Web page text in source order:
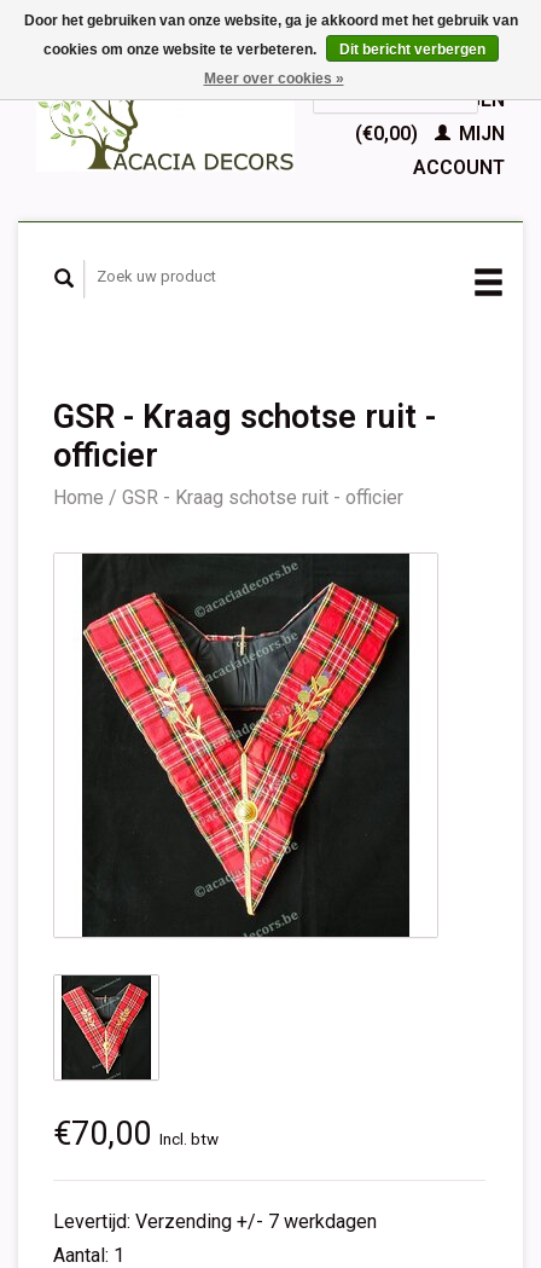
EUR
GBPNederlands
Deutsch
English
Français
WINKELWAGEN
(€0,00)
MIJN
ACCOUNT
GSR - Kraag schotse ruit -
officier
Home / GSR - Kraag schotse ruit - officier
€70,00 Incl. btw
Levertijd: Verzending +/- 7 werkdagen
Aantal: 1
Door het gebruiken van onze website, ga je akkoord met het gebruik van
cookies om onze website te verbeteren.
Dit bericht verbergen
Meer over cookies »